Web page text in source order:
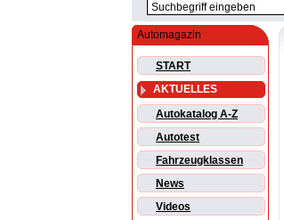
Automagazin
START
AKTUELLES
Autokatalog A-Z
Autotest
Fahrzeugklassen
News
Videos